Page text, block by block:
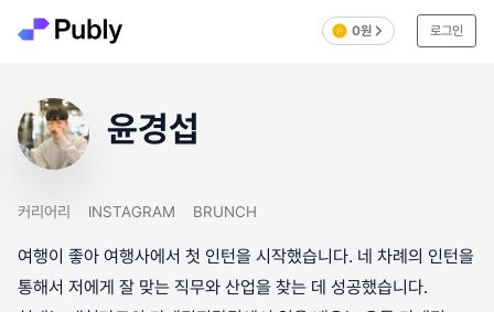
0원 로그인
윤경섭
커리어리 INSTAGRAM BRUNCH
여행이 좋아 여행사에서 첫 인턴을 시작했습니다. 네 차례의 인턴을
통해서 저에게 잘 맞는 직무와 산업을 찾는 데 성공했습니다.